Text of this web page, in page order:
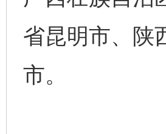
省昆明市、陕
市。